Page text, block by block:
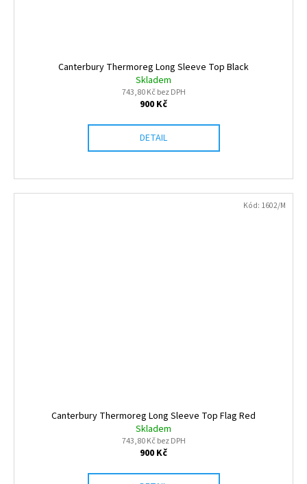
Canterbury Thermoreg Long Sleeve Top Black
Skladem
743,80 Kč bez DPH
900 Kč
DETAIL
Canterbury Thermoreg Long Sleeve Top Flag Red
Skladem
743,80 Kč bez DPH
900 Kč
Kód: 1602/M